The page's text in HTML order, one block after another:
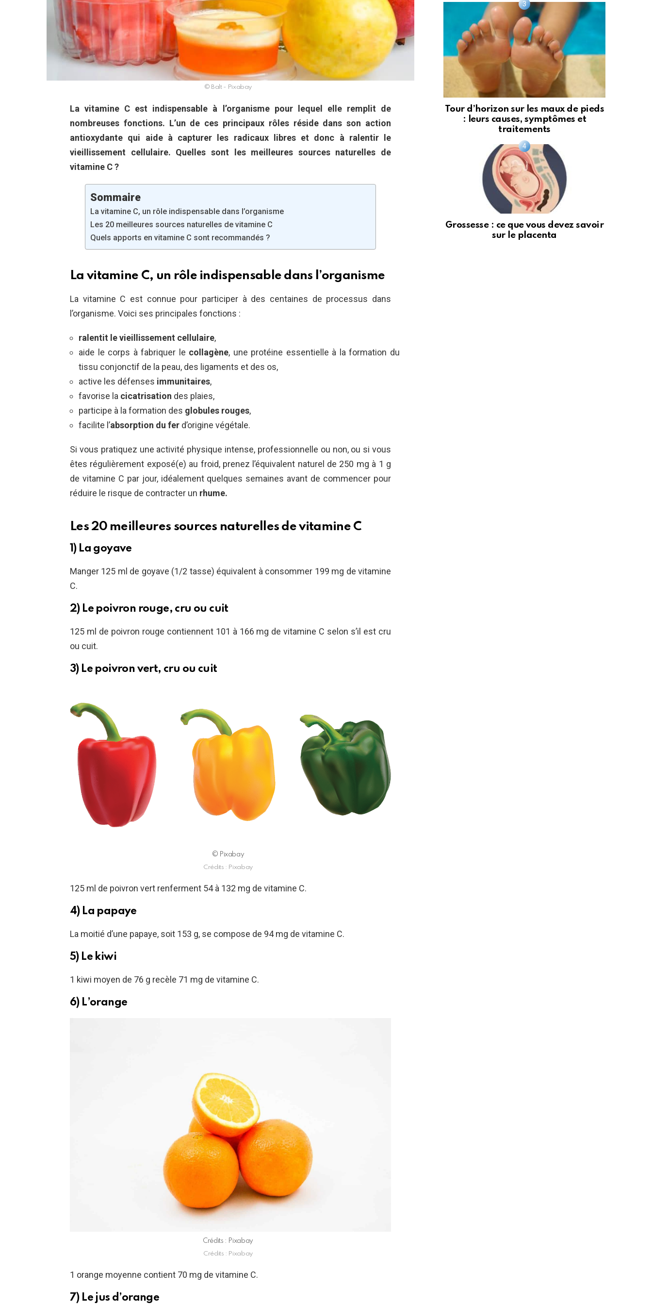
© Balt - Pixabay
La vitamine C est indispensable à l’organisme pour lequel elle remplit de
nombreuses fonctions. L’un de ces principaux rôles réside dans son action
antioxydante qui aide à capturer les radicaux libres et donc à ralentir le
vieillissement cellulaire. Quelles sont les meilleures sources naturelles de
vitamine C ?
Sommaire
La vitamine C, un rôle indispensable dans l’organisme
Les 20 meilleures sources naturelles de vitamine C
Quels apports en vitamine C sont recommandés ?
La vitamine C, un rôle indispensable dans l’organisme
La vitamine C est connue pour participer à des centaines de processus dans
l’organisme. Voici ses principales fonctions :
ralentit le vieillissement cellulaire,
aide le corps à fabriquer le collagène, une protéine essentielle à la formation du
tissu conjonctif de la peau, des ligaments et des os,
active les défenses immunitaires,
favorise la cicatrisation des plaies,
participe à la formation des globules rouges,
facilite l’absorption du fer d’origine végétale.
Si vous pratiquez une activité physique intense, professionnelle ou non, ou si vous
êtes régulièrement exposé(e) au froid, prenez l’équivalent naturel de 250 mg à 1 g
de vitamine C par jour, idéalement quelques semaines avant de commencer pour
réduire le risque de contracter un rhume.
Les 20 meilleures sources naturelles de vitamine C
1) La goyave
Manger 125 ml de goyave (1/2 tasse) équivalent à consommer 199 mg de vitamine
C.
2) Le poivron rouge, cru ou cuit
125 ml de poivron rouge contiennent 101 à 166 mg de vitamine C selon s’il est cru
ou cuit.
3) Le poivron vert, cru ou cuit
© Pixabay
Crédits : Pixabay
125 ml de poivron vert renferment 54 à 132 mg de vitamine C.
4) La papaye
La moitié d’une papaye, soit 153 g, se compose de 94 mg de vitamine C.
5) Le kiwi
1 kiwi moyen de 76 g recèle 71 mg de vitamine C.
6) L’orange
Crédits : Pixabay
Crédits : Pixabay
1 orange moyenne contient 70 mg de vitamine C.
7) Le jus d’orange
Tour d’horizon sur les maux de pieds
: leurs causes, symptômes et
traitements
Grossesse : ce que vous devez savoir
sur le placenta